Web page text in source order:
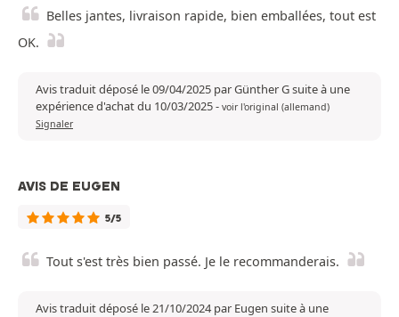
Belles jantes, livraison rapide, bien emballées, tout est
OK.
Avis traduit déposé le 09/04/2025 par Günther G suite à une
expérience d'achat du 10/03/2025- voir l'original (allemand)
Signaler
AVIS DE EUGEN
5/5
Tout s'est très bien passé. Je le recommanderais.
Avis traduit déposé le 21/10/2024 par Eugen suite à une